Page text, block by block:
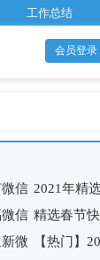
工作总结
会员登录
信 2021年精
信问候语
信 精选春节
福语大汇
微
【热门】